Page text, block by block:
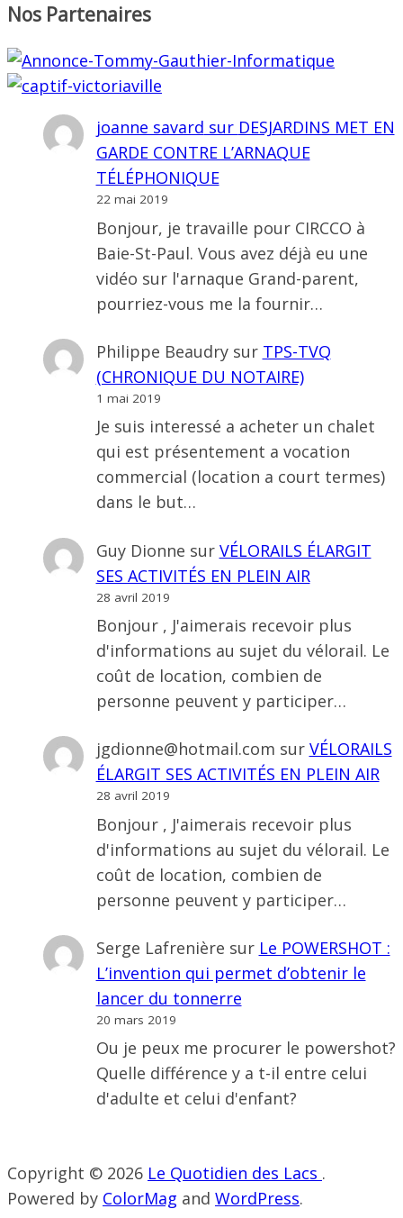
Nos Partenaires
joanne savard sur DESJARDINS MET EN
GARDE CONTRE L’ARNAQUE
TÉLÉPHONIQUE
22 mai 2019
Bonjour, je travaille pour CIRCCO à
Baie-St-Paul. Vous avez déjà eu une
vidéo sur l'arnaque Grand-parent,
pourriez-vous me la fournir…
Philippe Beaudrysur TPS-TVQ
(CHRONIQUE DU NOTAIRE)
1 mai 2019
Je suis interessé a acheter un chalet
qui est présentement a vocation
commercial (location a court termes)
dans le but…
Guy Dionne sur VÉLORAILS ÉLARGIT
SES ACTIVITÉS EN PLEIN AIR
28 avril 2019
Bonjour , J'aimerais recevoir plus
d'informations au sujet du vélorail. Le
coût de location, combien de
personne peuvent y participer…
jgdionne@hotmail.com sur VÉLORAILS
ÉLARGIT SES ACTIVITÉS EN PLEIN AIR
28 avril 2019
Bonjour , J'aimerais recevoir plus
d'informations au sujet du vélorail. Le
coût de location, combien de
personne peuvent y participer…
Serge Lafrenière sur Le POWERSHOT :
L’invention qui permet d’obtenir le
lancer du tonnerre
20 mars 2019
Ou je peux me procurer le powershot?
Quelle différence y a t-il entre celui
d'adulte et celui d'enfant?
Copyright © 2026 Le Quotidien des Lacs .
Powered by ColorMag and WordPress.